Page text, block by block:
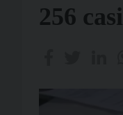
256 casi